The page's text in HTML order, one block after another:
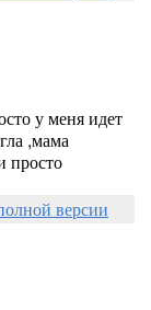
у меня идет
,мама
просто
версии